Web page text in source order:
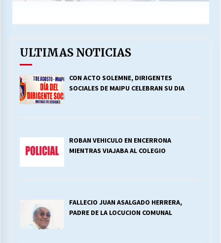
ULTIMAS NOTICIAS
CON ACTO SOLEMNE, DIRIGENTES
SOCIALES DE MAIPU CELEBRAN SU DIA
ROBAN VEHICULO EN ENCERRONA
MIENTRAS VIAJABA AL COLEGIO
FALLECIO JUAN ASALGADO HERRERA,
PADRE DE LA LOCUCION COMUNAL